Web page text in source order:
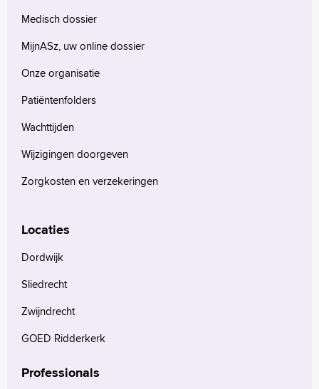
Medisch dossier
MijnASz, uw online dossier
Onze organisatie
Patiëntenfolders
Wachttijden
Wijzigingen doorgeven
Zorgkosten en verzekeringen
Locaties
Dordwijk
Sliedrecht
Zwijndrecht
GOED Ridderkerk
Professionals